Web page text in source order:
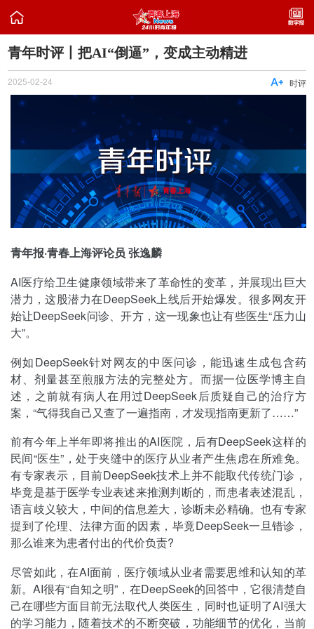

青年时评丨把AI“倒逼”，变成主动精进
2025-02-24 时评

青年报·青春上海评论员 张逸麟
AI医疗给卫生健康领域带来了革命性的变革，并展现出巨大
潜力，这股潜力在DeepSeek上线后开始爆发。很多网友开
始让DeepSeek问诊、开方，这一现象也让有些医生“压力山
大”。
例如DeepSeek针对网友的中医问诊，能迅速生成包含药
材、剂量甚至煎服方法的完整处方。而据一位医学博主自
述，之前就有病人在用过DeepSeek后质疑自己的治疗方
案，“气得我自己又查了一遍指南，才发现指南更新了……”
前有今年上半年即将推出的AI医院，后有DeepSeek这样的
民间“医生”，处于夹缝中的医疗从业者产生焦虑在所难免。
有专家表示，目前DeepSeek技术上并不能取代传统门诊，
毕竟是基于医学专业表述来推测判断的，而患者表述混乱，
语言歧义较大，中间的信息差大，诊断未必精确。也有专家
提到了伦理、法律方面的因素，毕竟DeepSeek一旦错诊，
那么谁来为患者付出的代价负责?
尽管如此，在AI面前，医疗领域从业者需要思维和认知的革
新。AI很有“自知之明”，在DeepSeek的回答中，它很清楚自
己在哪些方面目前无法取代人类医生，同时也证明了AI强大
的学习能力，随着技术的不断突破，功能细节的优化，当前